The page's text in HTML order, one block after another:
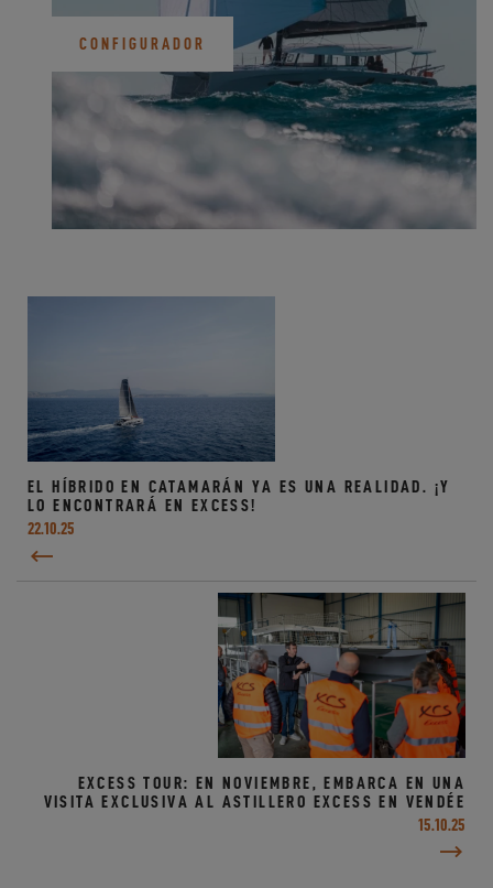
CONFIGURADOR
EL HÍBRIDO EN CATAMARÁN YA ES UNA REALIDAD. ¡Y
LO ENCONTRARÁ EN EXCESS!
22.10.25
EXCESS TOUR: EN NOVIEMBRE, EMBARCA EN UNA
VISITA EXCLUSIVA AL ASTILLERO EXCESS EN VENDÉE
15.10.25